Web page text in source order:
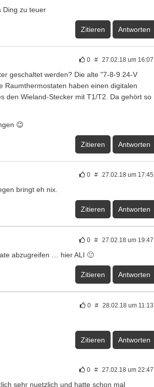
Ding zu teuer
Zitieren Antworten
0 # 27.02.18 um 16:07
geschaltet werden? Die alte "7-8-9 24-V
Raumthermostaten haben einen digitalen
den Wieland-Stecker mit T1/T2. Da gehört so
😉
Zitieren Antworten
0 # 27.02.18 um 17:45
bringt eh nix.
Zitieren Antworten
0 # 27.02.18 um 19:47
abzugreifen … hier ALI 🙂
Zitieren Antworten
0 # 28.02.18 um 11:13
Zitieren Antworten
0 # 27.02.18 um 22:47
sehr nuetzlich und hatte schon mal